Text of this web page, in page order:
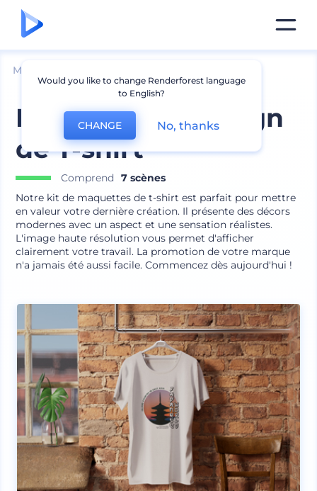
Mockups
Maquette de design
de T-shirt
Comprend
7 scènes
Notre kit de maquettes de t-shirt est parfait pour mettre
en valeur votre dernière création. Il présente des décors
modernes avec un aspect et une sensation réalistes.
L'image haute résolution vous permet d'afficher
clairement votre travail. La promotion de votre marque
n'a jamais été aussi facile. Commencez dès aujourd'hui !
Would you like to change Renderforest language
to English?
CHANGE No, thanks